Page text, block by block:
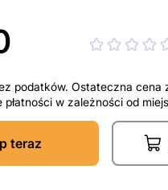
podatków. Ostateczna cena
płatności w zależności od
teraz